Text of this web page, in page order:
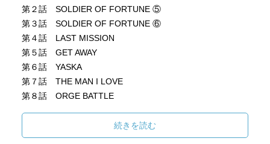
第２話 SOLDIER OF FORTUNE ⑤
第３話 SOLDIER OF FORTUNE ⑥
第４話 LAST MISSION
第５話 GET AWAY
第６話 YASKA
第７話 THE MAN I LOVE
第８話 ORGE BATTLE
続きを読む